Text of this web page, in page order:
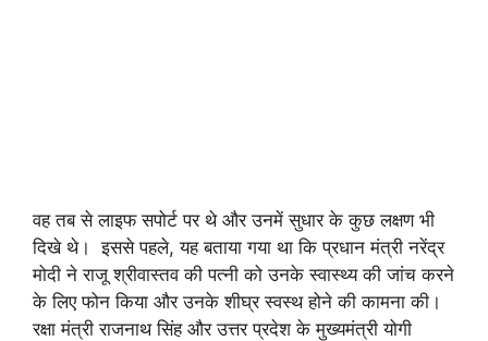
वह तब से लाइफ सपोर्ट पर थे और उनमें सुधार के कुछ लक्षण भी
दिखे थे। इससे पहले, यह बताया गया था कि प्रधान मंत्री नरेंद्र
मोदी ने राजू श्रीवास्तव की पत्नी को उनके स्वास्थ्य की जांच करने
के लिए फोन किया और उनके शीघ्र स्वस्थ होने की कामना की।
रक्षा मंत्री राजनाथ सिंह और उत्तर प्रदेश के मुख्यमंत्री योगी